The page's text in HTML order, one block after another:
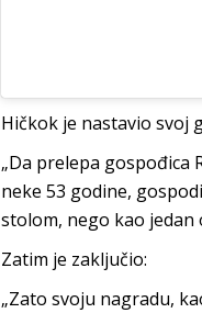
Hičkok je nastavio svoj
„Da prelepa gospođica
neke 53 godine,
stolom, nego kao jedan
Zatim je zaključio:
„Zato svoju nagradu,